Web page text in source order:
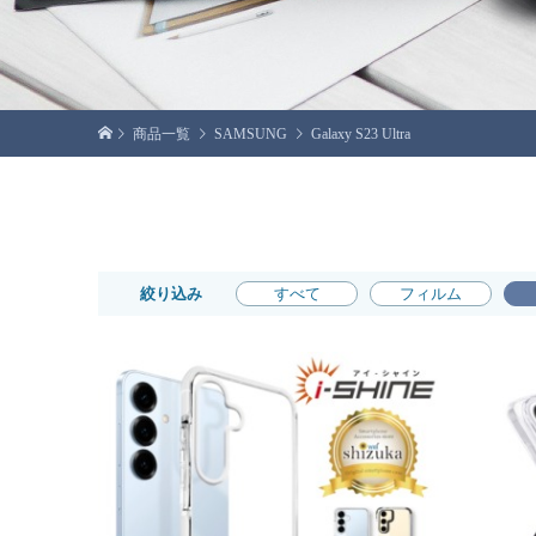
商品一覧 SAMSUNG Galaxy S23 Ultra
絞り込み すべて フィルム